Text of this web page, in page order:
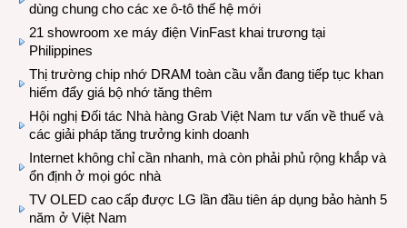
dùng chung cho các xe ô-tô thế hệ mới
21 showroom xe máy điện VinFast khai trương tại
Philippines
Thị trường chip nhớ DRAM toàn cầu vẫn đang tiếp tục khan
hiếm đẩy giá bộ nhớ tăng thêm
Hội nghị Đối tác Nhà hàng Grab Việt Nam tư vấn về thuế và
các giải pháp tăng trưởng kinh doanh
Internet không chỉ cần nhanh, mà còn phải phủ rộng khắp và
ổn định ở mọi góc nhà
TV OLED cao cấp được LG lần đầu tiên áp dụng bảo hành 5
năm ở Việt Nam